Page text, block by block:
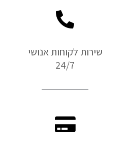
שירות לקוחות אנושי
24/7